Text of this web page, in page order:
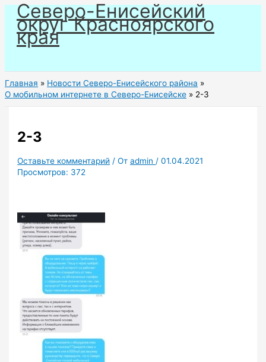
Перейти
содержимому
Северо-Енисейский
округ Красноярского
края
Главная
Новости Северо-Енисейского района
О мобильном интернете в Северо-Енисейске
2-3
2-3
Оставьте комментарий / Отadmin /01.04.2021
Просмотров: 372